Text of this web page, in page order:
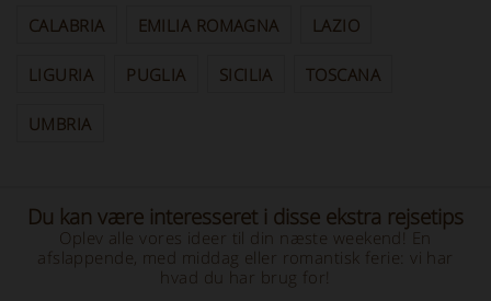
CALABRIA EMILIA ROMAGNA LAZIO
LIGURIA PUGLIA SICILIA TOSCANA
UMBRIA
Du kan være interesseret i disse ekstra rejsetips
Oplev alle vores ideer til din næste weekend! En
afslappende, med middag eller romantisk ferie: vi har
hvad du har brug for!